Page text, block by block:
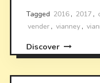
Tagged 2016 , 2017 ,
vender , vianney ,
Discover